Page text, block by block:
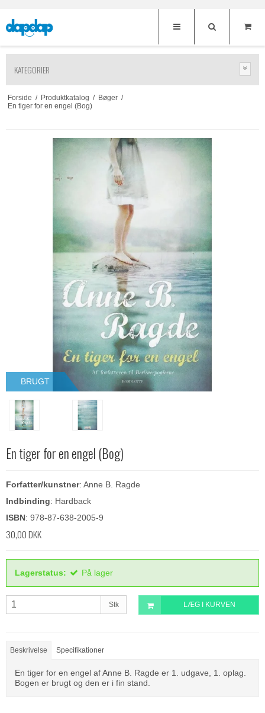
KATEGORIER
Forside / Produktkatalog / Bøger /
En tiger for en engel (Bog)
BRUGT
En tiger for en engel (Bog)
Forfatter/kunstner: Anne B. Ragde
Indbinding: Hardback
ISBN: 978-87-638-2005-9
30,00 DKK
Lagerstatus: På lager
Stk LÆG I KURVEN
Beskrivelse Specifikationer
En tiger for en engel af Anne B. Ragde er 1. udgave, 1. oplag.
Bogen er brugt og den er i fin stand.